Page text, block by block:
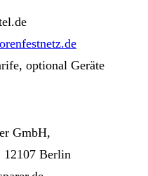
optional Geräte
GmbH,
12107 Berlin